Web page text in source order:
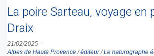
La poire Sarteau, voyage en
Draix
21/02/2025 -
Alpes de Haute Provence /éditeur/Le naturographe